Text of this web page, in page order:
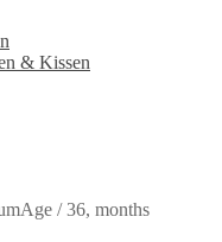
& Kissen
/36, months